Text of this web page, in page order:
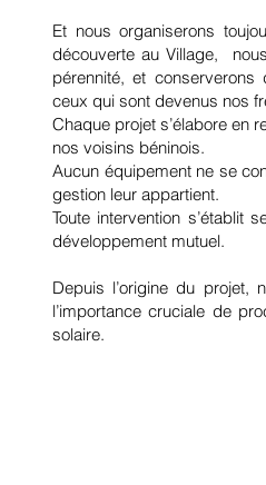
Et nous organiserons
découverte au Village,
pérennité, et
ceux qui sont devenus nos
Chaque projet s’élabore en
nos voisins béninois.
Aucun équipement ne se
gestion leur appartient.
Toute intervention s’établit
développement mutuel.
Depuis l’origine du projet,
l’importance cruciale de
solaire.